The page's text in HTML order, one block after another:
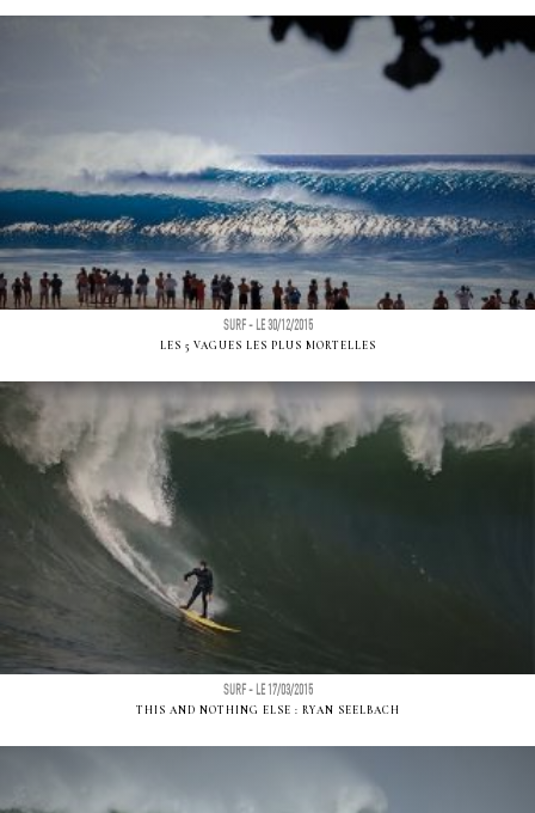
SURF - LE 30/12/2015
LES 5 VAGUES LES PLUS MORTELLES
SURF - LE 17/03/2015
THIS AND NOTHING ELSE : RYAN SEELBACH